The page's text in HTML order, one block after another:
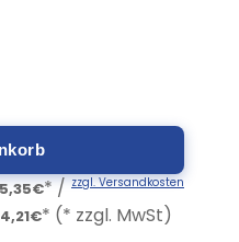
zzgl. Versandkosten
* /
* (* zzgl. MwSt)